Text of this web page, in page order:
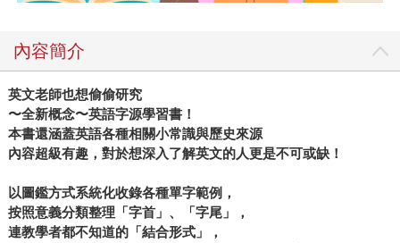
內容簡介
英文老師也想偷偷研究
〜全新概念〜英語字源學習書！
本書還涵蓋英語各種相關小常識與歷史來源
內容超級有趣，對於想深入了解英文的人更是不可或缺！
以圖鑑方式系統化收錄各種單字範例，
按照意義分類整理「字首」、「字尾」，
連教學者都不知道的「結合形式」，